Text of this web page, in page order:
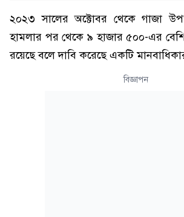
২০২৩ সালের অক্টোবর থেকে গাজা
হামলার পর থেকে ৯ হাজার ৫০০-এর বেশি
রয়েছে বলে দাবি করেছে একটি
বিজ্ঞাপন